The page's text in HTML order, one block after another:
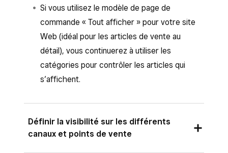
Si vous utilisez le modèle de page de
commande « Tout afficher » pour votre site
Web (idéal pour les articles de vente au
détail), vous continuerez à utiliser les
catégories pour contrôler les articles qui
s’affichent.
Définir la visibilité sur les différents
canaux et points de vente